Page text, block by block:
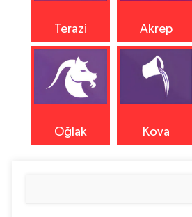
Terazi Akrep
Oğlak Kova